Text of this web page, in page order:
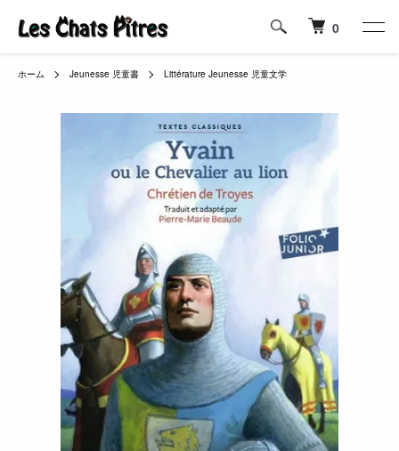
0
ホーム Jeunesse 児童書 Littérature Jeunesse 児童文学